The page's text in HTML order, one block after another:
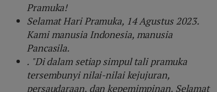
Pramuka!
Selamat Hari Pramuka, 14 Agustus 2023.
Kami manusia Indonesia, manusia
Pancasila.
. "Di dalam setiap simpul tali pramuka
tersembunyi nilai-nilai kejujuran,
persaudaraan, dan kepemimpinan. Selamat